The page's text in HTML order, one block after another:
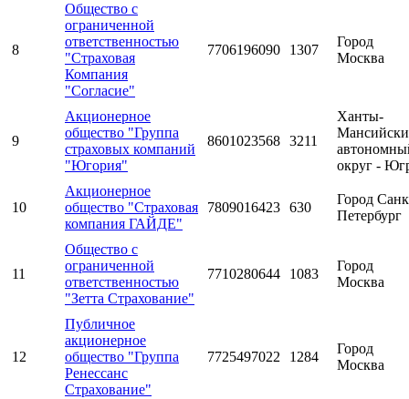
8
Общество с
ограниченной
ответственностью
"Страховая
Компания
"Согласие"
7706196090 1307
Город
Москва
9
Акционерное
общество "Группа
страховых компаний
"Югория"
8601023568 3211
Ханты-
округ -
10
Акционерное
общество "Страховая
компания ГАЙДЕ"
7809016423 630
Город
Петербург
11
Общество с
ограниченной
ответственностью
"Зетта Страхование"
7710280644 1083
Город
Москва
12
Публичное
акционерное
общество "Группа
Ренессанс
Страхование"
7725497022 1284
Город
Москва